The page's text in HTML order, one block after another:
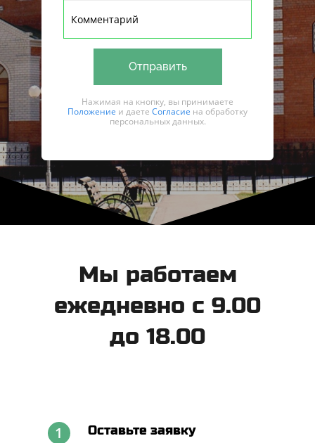
Отправить
Нажимая на кнопку, вы принимаете
Положение и даете Согласие на обработку
персональных данных.
Мы работаем
ежедневно с 9.00
до 18.00
1 Оставьте заявку